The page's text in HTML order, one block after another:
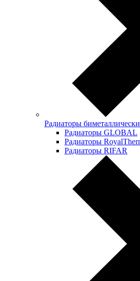
Радиаторы
Радиаторы GLOBAL
Радиаторы
Радиаторы RIFAR